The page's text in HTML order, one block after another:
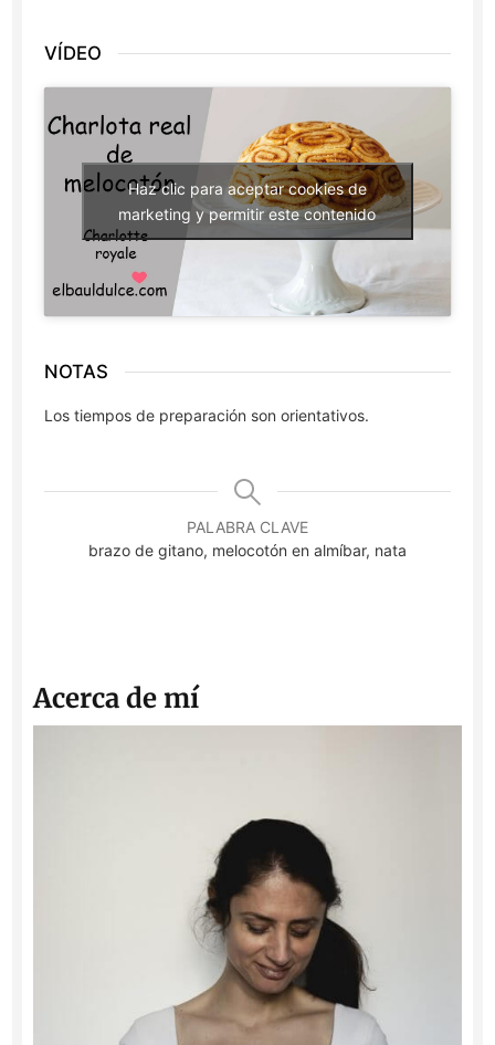
VÍDEO
Haz clic para aceptar cookies de
marketing y permitir este contenido
NOTAS
Los tiempos de preparación son orientativos.
PALABRA CLAVE
brazo de gitano, melocotón en almíbar, nata
Acerca de mí